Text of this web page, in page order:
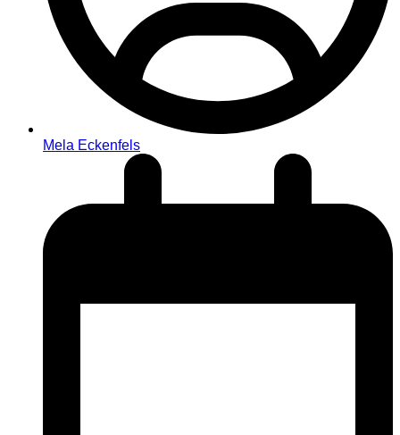
Mela Eckenfels